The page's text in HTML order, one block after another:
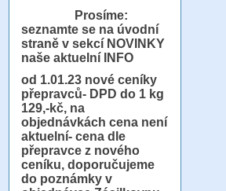
Prosíme:
seznamte se na úvodní
straně v sekcí NOVINKY
naše aktuelní INFO
od 1.01.23 nové ceníky
přepravců- DPD do 1 kg
129,-kč, na
objednávkách cena není
aktuelní- cena dle
přepravce z nového
ceníku, doporučujeme
do poznámky v